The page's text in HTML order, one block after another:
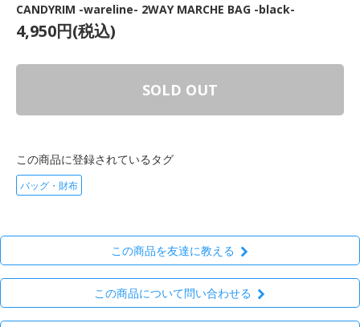
CANDYRIM -wareline- 2WAY MARCHE BAG -black-
4,950円(税込)
SOLD OUT
この商品に登録されているタグ
バッグ・財布
この商品を友達に教える
この商品について問い合わせる